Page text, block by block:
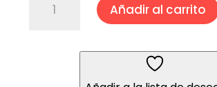
Molidos
Añadir al carrito